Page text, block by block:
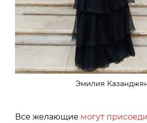
Эмилия
Все желающие могут